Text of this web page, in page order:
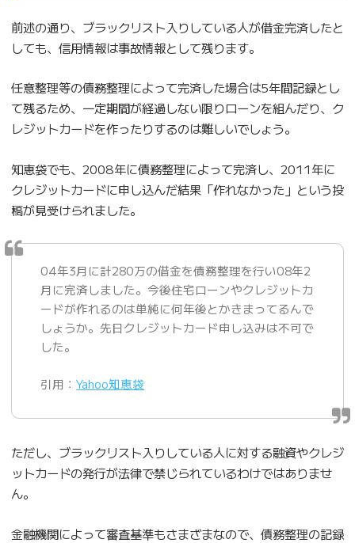
前述の通り、ブラックリスト入りしている人が借金完済したと
しても、信用情報は事故情報として残ります。
任意整理等の債務整理によって完済した場合は5年間記録とし
て残るため、一定期間が経過しない限りローンを組んだり、ク
レジットカードを作ったりするのは難しいでしょう。
知恵袋でも、2008年に債務整理によって完済し、2011年に
クレジットカードに申し込んだ結果「作れなかった」という投
稿が見受けられました。
04年3月に計280万の借金を債務整理を行い08年2
月に完済しました。今後住宅ローンやクレジットカ
ードが作れるのは単純に何年後とかきまってるんで
しょうか。先日クレジットカード申し込みは不可で
した。
引用：Yahoo知恵袋
ただし、ブラックリスト入りしている人に対する融資やクレジ
ットカードの発行が法律で禁じられているわけではありませ
ん。
金融機関によって審査基準もさまざまなので、債務整理の記録